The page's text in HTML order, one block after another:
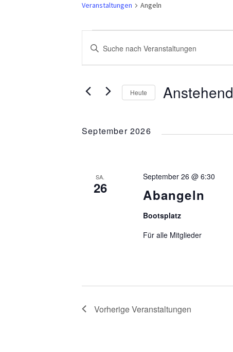
Veranstaltungen Angeln
Veranstaltungen
Veranstaltungen
Suche
und
Ansichten,
Navigation
Bitte
eingeben.
nach
Heute Anstehend
September 2026
SA.
26 Abangeln
September 26 @ 6:30
Bootsplatz
Für alle Mitglieder
VorherigeVeranstaltungen